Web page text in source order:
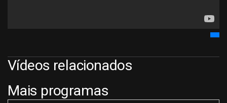
Vídeos relacionados
Mais programas